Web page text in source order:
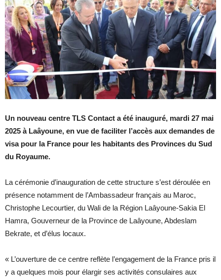
Un nouveau centre TLS Contact a été inauguré, mardi 27 mai
2025 à Laâyoune, en vue de faciliter l’accès aux demandes de
visa pour la France pour les habitants des Provinces du Sud
du Royaume.
La cérémonie d’inauguration de cette structure s’est déroulée en
présence notamment de l’Ambassadeur français au Maroc,
Christophe Lecourtier, du Wali de la Région Laâyoune-Sakia El
Hamra, Gouverneur de la Province de Laâyoune, Abdeslam
Bekrate, et d’élus locaux.
« L’ouverture de ce centre reflète l’engagement de la France pris il
y a quelques mois pour élargir ses activités consulaires aux